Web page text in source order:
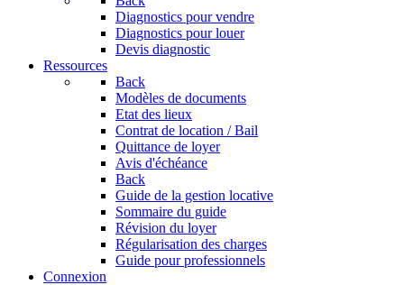
Diagnostics pour vendre
Diagnostics pour louer
Devis diagnostic
Ressources
Back
Modèles de documents
Etat des lieux
Contrat de location / Bail
Quittance de loyer
Avis d'échéance
Back
Guide de la gestion locative
Sommaire du guide
Révision du loyer
Régularisation des charges
Guide pour professionnels
Connexion